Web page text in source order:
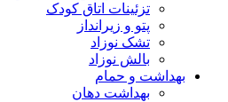
تزئینات اتاق کودک
پتو و زیرانداز
تشک نوزاد
بالش نوزاد
بهداشت و حمام
بهداشت دهان